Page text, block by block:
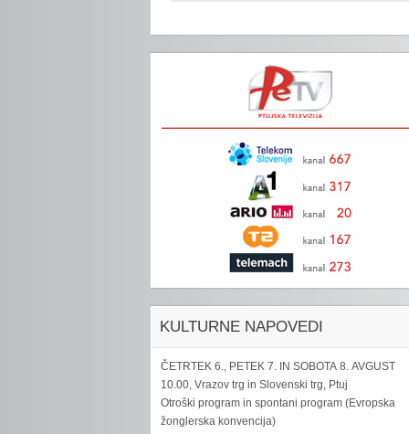
KULTURNE NAPOVEDI
ČETRTEK 6., PETEK 7. IN SOBOTA 8. AVGUST
10.00, Vrazov trg in Slovenski trg, Ptuj
Otroški program in spontani program (Evropska
žonglerska konvencija)